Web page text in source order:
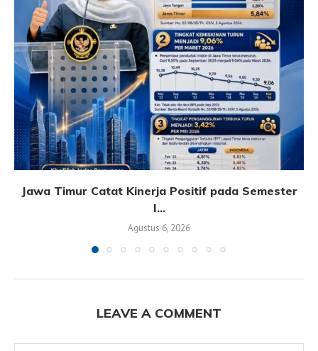
Jawa Timur Catat Kinerja Positif pada Semester
I...
Agustus 6, 2026
LEAVE A COMMENT